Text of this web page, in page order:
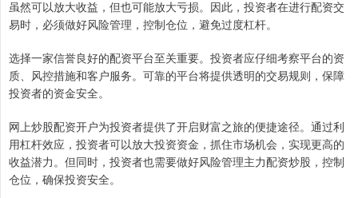
虽然可以放大收益，但也可能放大亏损。因此，投资者在进行配资交
易时，必须做好风险管理，控制仓位，避免过度杠杆。
选择一家信誉良好的配资平台至关重要。投资者应仔细考察平台的资
质、风控措施和客户服务。可靠的平台将提供透明的交易规则，保障
投资者的资金安全。
网上炒股配资开户为投资者提供了开启财富之旅的便捷途径。通过利
用杠杆效应，投资者可以放大投资资金，抓住市场机会，实现更高的
收益潜力。但同时，投资者也需要做好风险管理主力配资炒股，控制
仓位，确保投资安全。